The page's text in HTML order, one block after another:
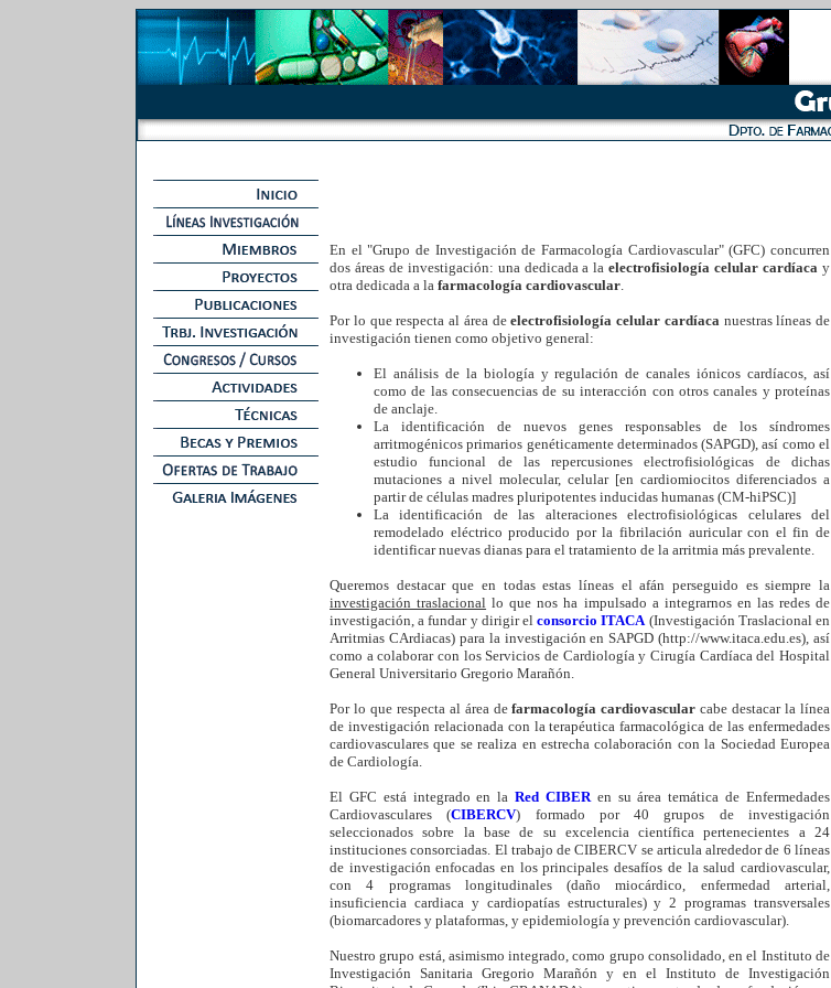
En el "Grupo de Investigación de Farmacología Cardiovascular" (GFC) concurren
dos áreas de investigación: una dedicada a laelectrofisiología celular cardíaca y
otra dedicada a la farmacología cardiovascular.
Por lo que respecta al área deelectrofisiología celular cardíacanuestras líneas de
investigación tienen como objetivo general:
El análisis de la biología y regulación de canales iónicos cardíacos, así
como de las consecuencias de su interacción con otros canales y proteínas
de anclaje.
La identificación de nuevos genes responsables de los síndromes
arritmogénicos primarios genéticamente determinados (SAPGD), así como el
estudio funcional de las repercusiones electrofisiológicas de dichas
mutaciones a nivel molecular, celular [en cardiomiocitos diferenciados a
partir de células madres pluripotentes inducidas humanas (CM-hiPSC)]
La identificación de las alteraciones electrofisiológicas celulares del
remodelado eléctrico producido por la fibrilación auricular con el fin de
identificar nuevas dianas para el tratamiento de la arritmia más prevalente.
Queremos destacar que en todas estas líneas el afán perseguido es siempre la
investigación traslacional lo que nos ha impulsado a integrarnos en las redes de
investigación, a fundar y dirigir elconsorcio ITACA(Investigación Traslacional en
Arritmias CArdiacas) para la investigación en SAPGD (http://www.itaca.edu.es), así
como a colaborar con los Servicios de Cardiología y Cirugía Cardíaca del Hospital
General Universitario Gregorio Marañón.
Por lo que respecta al área defarmacología cardiovascular cabe destacar la línea
de investigación relacionada con la terapéutica farmacológica de las enfermedades
cardiovasculares que se realiza en estrecha colaboración con la Sociedad Europea
de Cardiología.
El GFC está integrado en laRed CIBERen su área temática de Enfermedades
Cardiovasculares (CIBERCV) formado por 40 grupos de investigación
seleccionados sobre la base de su excelencia científica pertenecientes a 24
instituciones consorciadas. El trabajo de CIBERCV se articula alrededor de 6 líneas
de investigación enfocadas en los principales desafíos de la salud cardiovascular,
con 4 programas longitudinales (daño miocárdico, enfermedad arterial,
insuficiencia cardiaca y cardiopatías estructurales) y 2 programas transversales
(biomarcadores y plataformas, y epidemiología y prevención cardiovascular).
Nuestro grupo está, asimismo integrado, como grupo consolidado, en el Instituto de
Investigación Sanitaria Gregorio Marañón y en el Instituto de Investigación